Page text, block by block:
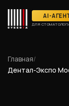
AI-
ДЛЯ
Главная/
Дентал-Экспо